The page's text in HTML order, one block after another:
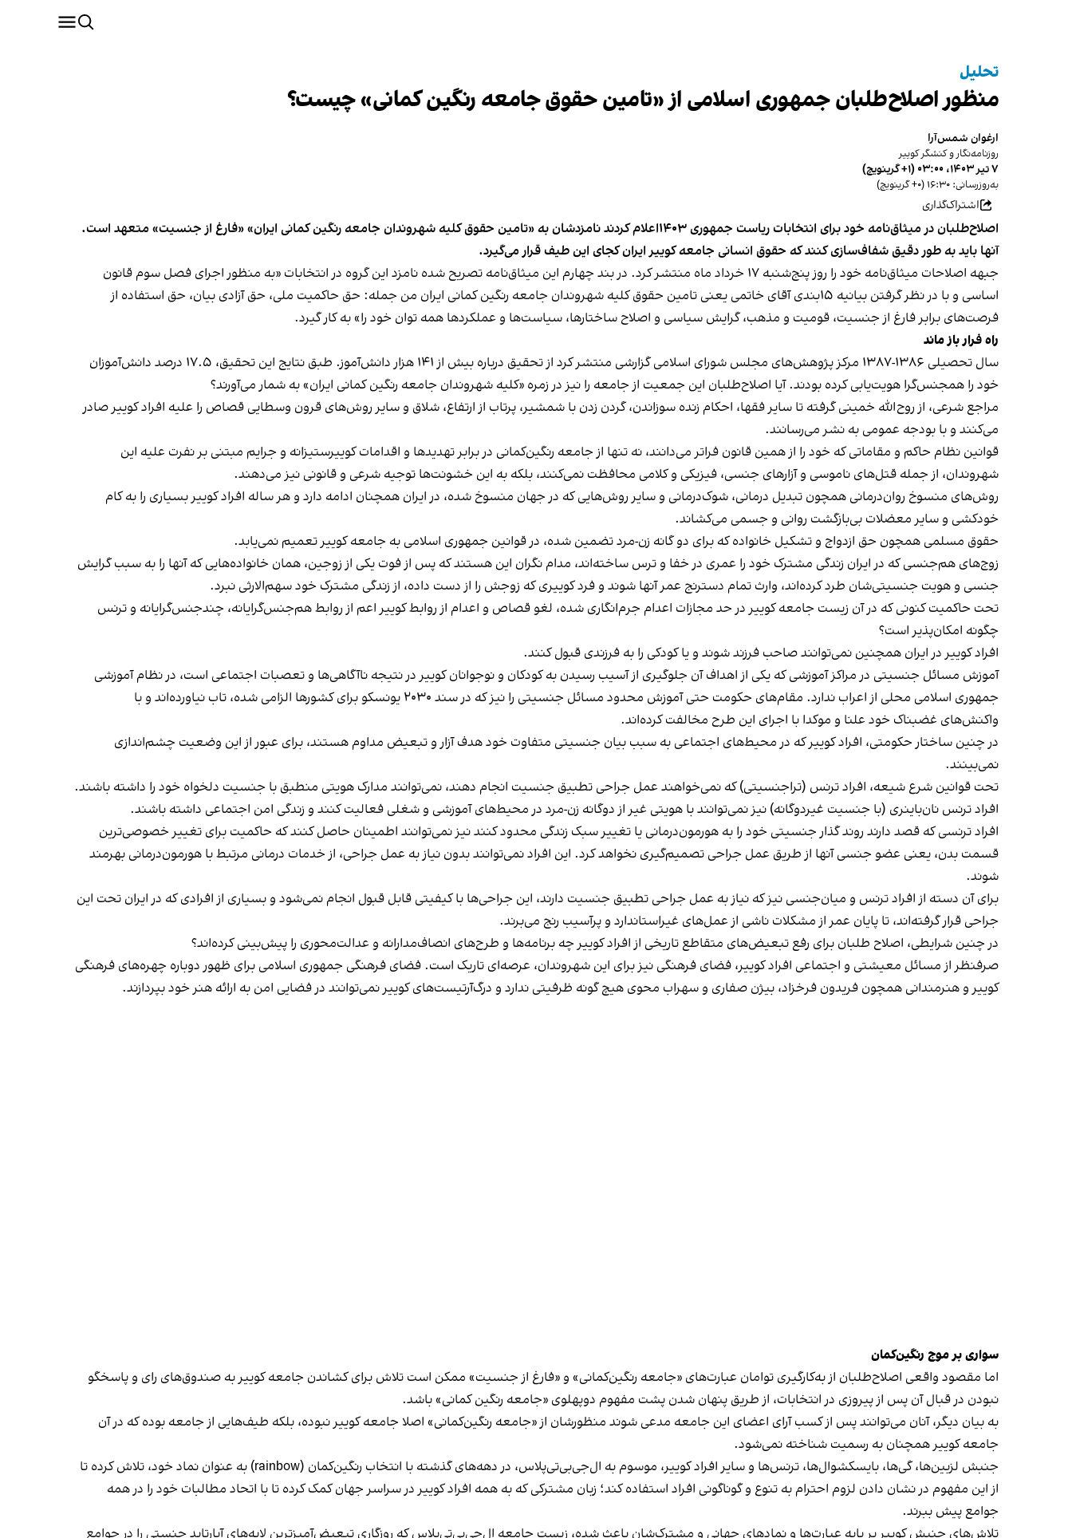
تحلیل
منظور اصلاح‌طلبان جمهوری اسلامی از «تامین حقوق جامعه رنگین کمانی» چیست؟
ارغوان شمس‌آرا
روزنامه‌نگار و کنشگر کوییر
۷ تیر ۱۴۰۳، ۰۳:۰۰ (‎+۱ گرینویچ)
به‌روزرسانی: ۱۶:۳۰ (‎+۰ گرینویچ)
اشتراک‌گذاری
اصلاح‌طلبان در میثاق‌نامه خود برای انتخابات ریاست جمهوری ۱۴۰۳اعلام کردند نامزدشان به «تامین حقوق کلیه شهروندان جامعه رنگین کمانی ایران» «فارغ از جنسیت» متعهد است.
آنها باید به طور دقیق شفاف‌سازی کنند که حقوق انسانی جامعه کوییر ایران کجای این طیف قرار می‌گیرد.
جبهه اصلاحات میثاق‌نامه خود را روز پنج‌شنبه ۱۷ خرداد ماه منتشر کرد. در بند چهارم این میثاق‌نامه تصریح شده نامزد این گروه در انتخابات «به منظور اجرای فصل سوم قانون
اساسی و با در نظر گرفتن بیانیه ۱۵بندی آقای خاتمی یعنی تامین حقوق کلیه شهروندان جامعه رنگین کمانی ایران من جمله: حق حاکمیت ملی، حق آزادی بیان، حق استفاده از
فرصت‌های برابر فارغ از جنسیت، قومیت و مذهب، گرایش سیاسی و اصلاح ساختارها، سیاست‌ها و عملکردها همه توان خود را» به کار گیرد.
راه فرار باز ماند
سال تحصیلی ۱۳۸۶-۱۳۸۷ مرکز پژوهش‌های مجلس شورای اسلامی گزارشی منتشر کرد از تحقيق درباره بیش از ۱۴۱ هزار دانش‌آموز. طبق نتایج این تحقیق، ۱۷.۵ درصد دانش‌آموزان
خود را همجنس‌گرا هویت‌یابی کرده بودند. آیا اصلاح‌طلبان این جمعیت از جامعه را نیز در زمره «کلیه شهروندان جامعه رنگین کمانی ایران» به شمار می‌آورند؟
مراجع شرعی، از روح‌الله خمینی گرفته تا سایر فقها، احکام زنده سوزاندن، گردن زدن با شمشیر، پرتاب از ارتفاع، شلاق و سایر روش‌های قرون وسطایی قصاص را علیه افراد کوییر صادر
می‌کنند و با بودجه عمومی به نشر می‌رسانند.
قوانین نظام حاکم و مقاماتی که خود را از همین قانون فراتر می‌دانند، نه تنها از جامعه رنگین‌کمانی در برابر تهدیدها و اقدامات کوییرستیزانه و جرایم مبتنی بر نفرت علیه این
شهروندان، از جمله قتل‌های ناموسی و آزارهای جنسی، فیزیکی و کلامی محافظت نمی‌کنند، بلکه به این خشونت‌ها توجیه شرعی و قانونی نیز می‌دهند.
روش‌های منسوخ روان‌درمانی همچون تبدیل درمانی، شوک‌درمانی و سایر روش‌هایی که در جهان منسوخ شده، در ایران همچنان ادامه دارد و هر ساله افراد کوییر بسیاری را به کام
خودکشی و سایر معضلات بی‌بازگشت روانی و جسمی می‌کشاند.
حقوق مسلمی همچون حق ازدواج و تشکیل خانواده که برای دو گانه زن-مرد تضمین شده، در قوانین جمهوری اسلامی به جامعه کوییر تعمیم نمی‌یابد.
زوج‌های هم‌جنسی که در ایران زندگی مشترک خود را عمری در خفا و ترس ساخته‌اند، مدام نگران این هستند که پس از فوت یکی از زوجین، همان خانواده‌هایی که آنها را به سبب گرایش
جنسی و هویت جنسیتی‌شان طرد کرده‌اند، وارث تمام دسترنج عمر آنها شوند و فرد کوییری که زوجش را از دست داده، از زندگی مشترک خود سهم‌الارثی نبرد.
تحت حاکمیت کنونی که در آن زیست جامعه کوییر در حد مجازات اعدام جرم‌انگاری شده، لغو قصاص و اعدام از روابط کوییر اعم از روابط هم‌جنس‌گرایانه، چندجنس‌گرایانه و ترنس
چگونه امکان‌پذیر است؟
افراد کوییر در ایران همچنین نمی‌توانند صاحب فرزند شوند و یا کودکی را به فرزندی قبول کنند.
آموزش مسائل جنسیتی در مراکز آموزشی که یکی از اهداف آن جلوگیری از آسیب رسیدن به کودکان و نوجوانان کوییر در نتیجه ناآگاهی‌ها و تعصبات اجتماعی است، در نظام آموزشی
جمهوری اسلامی محلی از اعراب ندارد. مقام‌های حکومت حتی آموزش محدود مسائل جنسیتی را نیز که در سند ۲۰۳۰ یونسکو برای کشورها الزامی شده، تاب نیاورده‌اند و با
واکنش‌های غضبناک خود علنا و موکدا با اجرای این طرح مخالفت کرده‌اند.
در چنین ساختار حکومتی، افراد کوییر که در محیط‌های اجتماعی به سبب بیان جنسیتی متفاوت خود هدف آزار و تبعیض مداوم هستند، برای عبور از این وضعیت چشم‌اندازی
نمی‌بینند.
تحت قوانین شرع شیعه، افراد ترنس (تراجنسیتی) که نمی‌خواهند عمل جراحی تطبیق جنسیت انجام دهند، نمی‌توانند مدارک هویتی منطبق با جنسیت دلخواه خود را داشته باشند.
افراد ترنس نان‌باینری (با جنسیت غیردوگانه) نیز نمی‌توانند با هویتی غیر از دوگانه زن-مرد در محیط‌های آموزشی و شغلی فعالیت کنند و زندگی امن اجتماعی داشته باشند.
افراد ترنسی که قصد دارند روند گذار جنسیتی خود را به هورمون‌درمانی یا تغییر سبک زندگی محدود کنند نیز نمی‌توانند اطمینان حاصل کنند که حاکمیت برای تغییر خصوصی‌ترین
قسمت بدن، یعنی عضو جنسی آنها از طریق عمل جراحی تصمیم‌گیری نخواهد کرد. این افراد نمی‌توانند بدون نیاز به عمل جراحی، از خدمات درمانی مرتبط با هورمون‌درمانی بهرمند
شوند.
برای آن ‌دسته از افراد ترنس و میان‌جنسی نیز که نیاز به عمل جراحی تطبیق جنسیت دارند، این جراحی‌ها با کیفیتی قابل قبول انجام نمی‌شود و بسیاری از افرادی که در ایران تحت این
جراحی قرار گرفته‌اند، تا پایان عمر از مشکلات ناشی از عمل‌های غیراستاندارد و پرآسیب رنج می‌برند.
در چنین شرایطی، اصلاح طلبان برای رفع تبعیض‌های متقاطع تاریخی از افراد کوییر چه برنامه‌ها و طرح‌های انصاف‌مدارانه و عدالت‌محوری را پیش‌بینی کرده‌اند؟
صرفنظر از مسائل معیشتی و اجتماعی افراد کوییر، فضای فرهنگی نیز برای این شهروندان، عرصه‌ای تاریک است. فضای فرهنگی جمهوری اسلامی برای ظهور دوباره چهره‌های فرهنگی
کوییر و هنرمندانی همچون فریدون فرخزاد، بیژن صفاری و سهراب محوی هیچ گونه ظرفیتی ندارد و درگ‌آرتیست‌های کوییر نمی‌توانند در فضایی امن به ارائه هنر خود بپردازند.
سواری بر موج رنگین‌کمان
اما مقصود واقعی اصلاح‌طلبان از به‌کارگیری توامان عبارت‌های «جامعه رنگین‌کمانی» و «فارغ از جنسیت» ممکن است تلاش برای کشاندن جامعه کوییر به صندوق‌های رای و پاسخگو
نبودن در قبال آن پس از پیروزی در انتخابات، از طریق پنهان شدن پشت مفهوم دوپهلوی «جامعه رنگین کمانی» باشد.
به بیان دیگر، آنان می‌توانند پس از کسب آرای اعضای این جامعه مدعی شوند منظورشان از «جامعه رنگین‌کمانی» اصلا جامعه کوییر نبوده، بلکه طیف‌هایی از جامعه بوده که در آن
جامعه کوییر همچنان به رسمیت شناخته نمی‌شود.
جنبش لزبین‌ها، گی‌ها، بایسکشوال‌ها، ترنس‌ها و سایر افراد کوییر، موسوم به ال‌جی‌بی‌تی‌پلاس، در دهه‌های گذشته با انتخاب رنگین‌کمان (rainbow) به عنوان نماد خود، تلاش کرده‌ تا
از این مفهوم در نشان دادن لزوم احترام به تنوع و گوناگونی افراد استفاده کند؛ زبان مشترکی که به همه افراد کوییر در سراسر جهان کمک کرده تا با اتحاد مطالبات خود را در همه
جوامع پیش ببرند.
تلاش‌های جنبش کوییر بر پایه عبارت‌ها و نمادهای جهانی و مشترک‌شان باعث شده، زیست جامعه ال‌جی‌بی‌تی‌پلاس که روزگاری تبعیض‌آمیزترین لایه‌های آپارتاید جنستی را در جوامع